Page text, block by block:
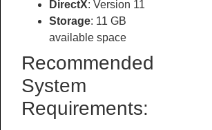
DirectX: Version 11
Storage: 11 GB
available space
Recommended
System
Requirements: